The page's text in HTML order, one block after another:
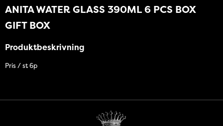
ANITA WATER GLASS 390ML 6 PCS BOX
GIFT BOX
Produktbeskrivning
Pris / st 6p